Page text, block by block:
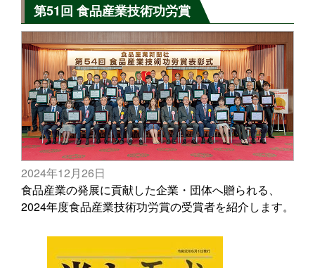
第51回 食品産業技術功労賞
2024年12月26日
食品産業の発展に貢献した企業・団体へ贈られる、
2024年度食品産業技術功労賞の受賞者を紹介します。